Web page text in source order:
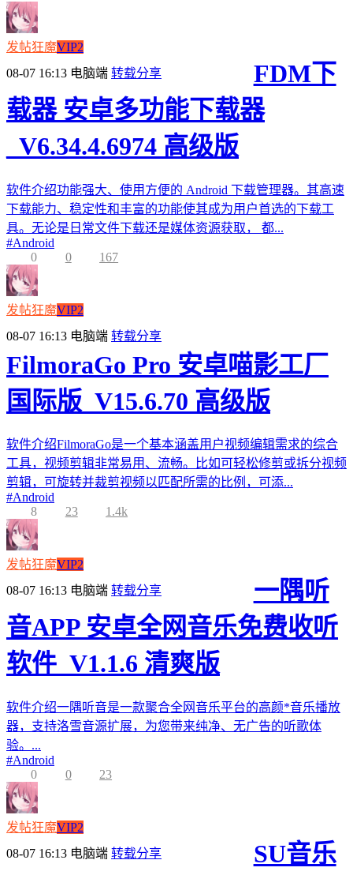
发帖狂魔VIP2
08-07 16:13 电脑端 转载分享
FDM下
载器 安卓多功能下载器
_V6.34.4.6974 高级版
软件介绍功能强大、使用方便的 Android 下载管理器。其高速
下载能力、稳定性和丰富的功能使其成为用户首选的下载工
具。无论是日常文件下载还是媒体资源获取， 都...
#Android
0
0 167
发帖狂魔VIP2
08-07 16:13 电脑端 转载分享
FilmoraGo Pro 安卓喵影工厂
国际版_V15.6.70 高级版
软件介绍FilmoraGo是一个基本涵盖用户视频编辑需求的综合
工具，视频剪辑非常易用、流畅。比如可轻松修剪或拆分视频
剪辑，可旋转并裁剪视频以匹配所需的比例，可添...
#Android
8
23 1.4k
发帖狂魔VIP2
08-07 16:13 电脑端 转载分享
一隅听
音APP 安卓全网音乐免费收听
软件_V1.1.6 清爽版
软件介绍一隅听音是一款聚合全网音乐平台的高颜*音乐播放
器，支持洛雪音源扩展，为您带来纯净、无广告的听歌体
验。...
#Android
0
0 23
发帖狂魔VIP2
08-07 16:13 电脑端 转载分享
SU音乐